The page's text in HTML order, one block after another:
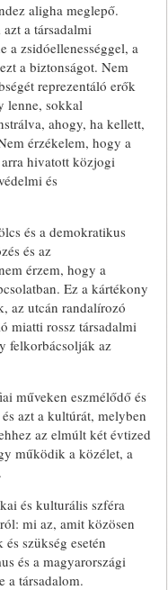
aligha meglepő.
a társadalmi
a zsidóellenességgel, a
a biztonságot. Nem
reprezentáló erők
lenne, sokkal
ahogy, ha kellett,
érzékelem, hogy a
hivatott közjogi
és
és a demokratikus
és az
érzem, hogy a
Ez a kártékony
az utcán randalírozó
miatti rossz társadalmi
felkorbácsolják az
műveken eszmélődő és
azt a kultúrát, melyben
az elmúlt két évtized
működik a közélet, a
és kulturális szféra
mi az, amit közösen
szükség esetén
és a magyarországi
a társadalom.